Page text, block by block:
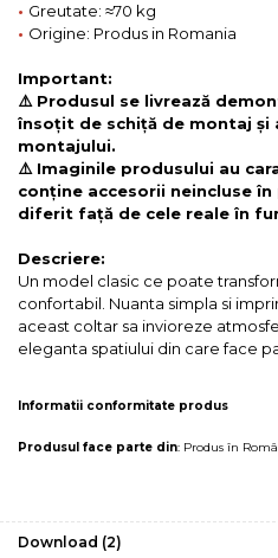
• Greutate: ≈70 kg
• Origine: Produs in Romania
Important:
⚠️ Produsul se livrează
însoțit de schiță de montaj și
montajului.
⚠️ Imaginile produsului au
conține accesorii neincluse
diferit față de cele reale în
Descriere:
Un model clasic ce poate
confortabil. Nuanta simpla si
aceast coltar sa invioreze
eleganta spatiului din care face
Informatii conformitate produs
Produsul face parte din: Produs în
Download (2)